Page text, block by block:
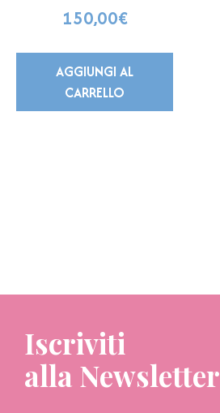
150,00€
AGGIUNGI AL
CARRELLO
Iscriviti
alla Newsletter